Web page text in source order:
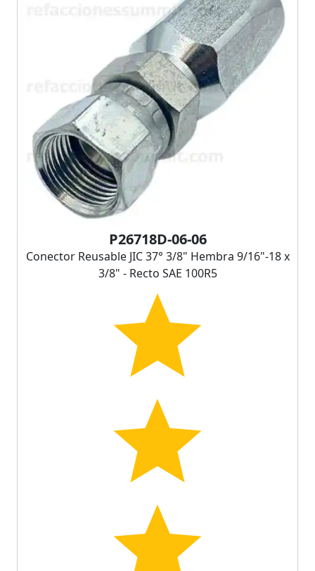
P26718D-06-06
Conector Reusable JIC 37° 3/8" Hembra 9/16"-18 x
3/8" - Recto SAE 100R5